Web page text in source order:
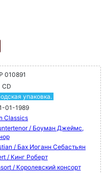
010891
CD
упаковка.
01-1989
Classics
/ Боуман Джеймс,
/ Бах Иоганн Себастьян
/ Кинг Роберт
/ Королевский консорт